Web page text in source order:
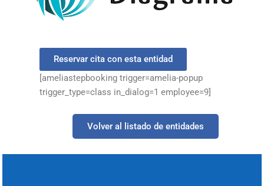
Reservar cita con esta entidad
[ameliastepbooking trigger=amelia-popup
trigger_type=class in_dialog=1 employee=9]
Volver al listado de entidades